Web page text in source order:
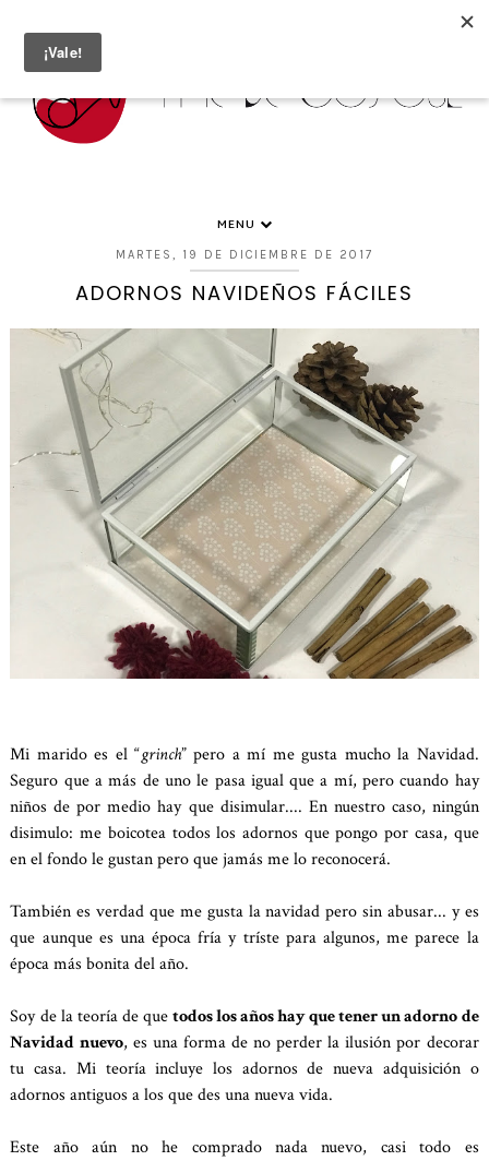
MENU
MARTES, 19 DE DICIEMBRE DE 2017
ADORNOS NAVIDEÑOS FÁCILES
Mi marido es el “grinch” pero a mí me gusta mucho la Navidad.
Seguro que a más de uno le pasa igual que a mí, pero cuando hay
niños de por medio hay que disimular.... En nuestro caso, ningún
disimulo: me boicotea todos los adornos que pongo por casa, que
en el fondo le gustan pero que jamás me lo reconocerá.
También es verdad que me gusta la navidad pero sin abusar... y es
que aunque es una época fría y tríste para algunos, me parece la
época más bonita del año.
Soy de la teoría de quetodos los años hay que tener un adorno de
Navidad nuevo, es una forma de no perder la ilusión por decorar
tu casa. Mi teoría incluye los adornos de nueva adquisición o
adornos antiguos a los que des una nueva vida.
Este año aún no he comprado nada nuevo, casi todo es